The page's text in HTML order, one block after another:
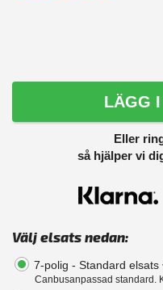
LÄGG
Eller
så hjälper vi
Välj elsats nedan:
7-polig - Standard elsats
Canbusanpassad standard.